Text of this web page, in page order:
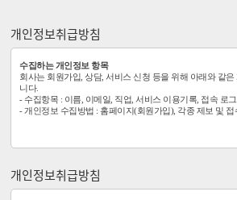
개인정보취급방침
수집하는 개인정보 항목
회사는 회원가입, 상담, 서비스 신청 등을 위해 아래와 같
니다.
- 수집항목 : 이름, 이메일, 직업, 서비스 이용기록, 접속 로
- 개인정보 수집방법 : 홈페이지(회원가입), 각종 제보 및 접
개인정보취급방침